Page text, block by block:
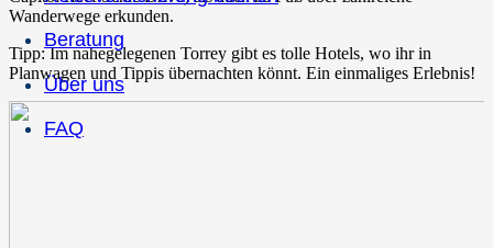
Beratung
Über uns
FAQ
Wanderwege erkunden.
Tipp: Im nahegelegenen Torrey gibt es tolle Hotels, wo ihr in
Planwagen und Tippis übernachten könnt. Ein einmaliges Erlebnis!